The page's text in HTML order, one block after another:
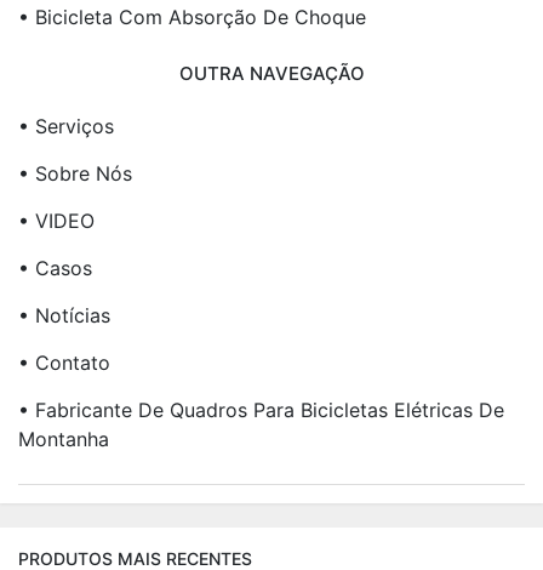
• Bicicleta Com Absorção De Choque
OUTRA NAVEGAÇÃO
• Serviços
• Sobre Nós
• VIDEO
• Casos
• Notícias
• Contato
• Fabricante De Quadros Para Bicicletas Elétricas De
Montanha
PRODUTOS MAIS RECENTES